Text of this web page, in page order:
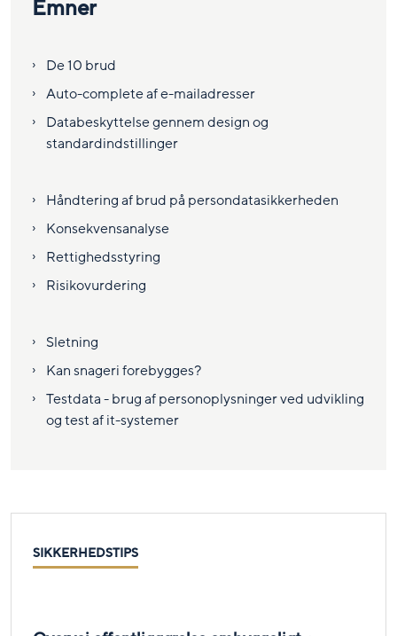
Emner
De 10 brud
Auto-complete af e-mailadresser
Databeskyttelse gennem design og
standardindstillinger
Håndtering af brud på persondatasikkerheden
Konsekvensanalyse
Rettighedsstyring
Risikovurdering
Sletning
Kan snageri forebygges?
Testdata - brug af personoplysninger ved udvikling
og test af it-systemer
SIKKERHEDSTIPS